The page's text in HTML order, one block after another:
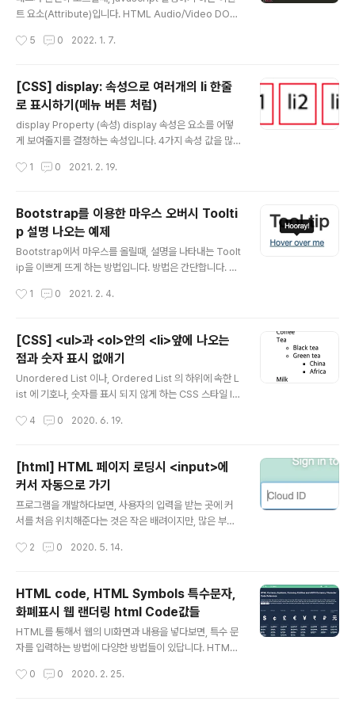
로 D2Coding ..
트 요소(Attribute)입니다. HTML Audio/Video DOM
로딩이 완료되면 실행되 었는지 확인 해주는 이벤트입니
yntax In HTML: In JavaScript: Using addEventLis
tener(): 예제 자동 플레이 예제 Your browser does n
ot support HTML5 video. 자동 플레이 경우, muted
="muted" 속성이 있어야 자동 재생이 됩니다. 음소거(m
5 0 2022. 1. 7.
[CSS] display: 속성으로 여러개의 li 한줄
로 표시하기(메뉴 버튼 처럼)
display Property (속성) display 속성은 요소를 어떻
게 보여줄지를 결정하는 속성입니다. 4가지 속성 값을 많
이 다릅니다. none : 보이지 않음 block : 블록박스 inline
태 그 외도 다양한 속성 값들이 있습니다. contents flex :
요소들을 블록 박스 단위로 쌓아서 정렬한다. (한쪽방향으
로만 정렬) grid : 요소들을 블록박스 단위로 격자 모양으
로 정렬한다. (좌우, 상하 2차원 정렬) inlin-block inline
-flex inline-grid inlin-table run-in table : 요소를 처
1 0 2021. 2. 19.
Bootstrap를 이용한 마우스 오버시 Toolti
p 설명 나오는 예제
Bootstrap에서 마우스를 올릴때, 설명을 나타내는 Toolt
ip을 이쁘게 뜨게 하는 방법입니다. 방법은 간단합니다. 툴
over over me 다음과 같이 입력하면, 마우스를 올리때,
hools.com/bootstrap/bootstrap_tooltip.asp
1 0 2021. 2. 4.
[CSS] <ul>과 <ol>안의 <li>앞에 나오는
점과 숫자 표시 없애기
Unordered List 이나, Ordered List 의 하위에 속한 L
ist 에 기호나, 숫자를 표시 되지 않게 하는 CSS 스타일 lis
면, unordered list () or ordered list ()의 bullet or
e, Tea, Milk에 표시가 제거됩니다. Coffee Tea Black
tea Green tea China Africa Milk HTML 결과물 >>
여러번 반복되면, 인라인 style코드를 CSS class로 선언
해서 사용해도 편하겠죠. ... C..
4 0 2020. 6. 19.
[html] HTML 페이지 로딩시 <input>에
커서 자동으로 가기
프로그램을 개발하다보면, 사용자의 입력을 받는 곳에 커
서를 처음 위치해준다는 것은 작은 배려이지만, 많은 부분
줄 수 있습니다. 의 autofocus 속성을 알기 전에는 javas
ipt 소스를 이용한 Input박스에 커서 이동하기 ] ... 결론적
으로 해당 방법은 믿을만 하지만, 별로 필요 없는 코딩 낭비
(?) 였습니다. 해결 방법은 autofocue 속성을 이용하는게
편리하고 유용합니다. [ 쉬운 해결법 ] 페이지가 로딩되는
순간 해당 Input 박스로 커서가 이동됩니다. Browser Su
5.0 1..
2 0 2020. 5. 14.
HTML code, HTML Symbols 특수문자,
화폐표시 웹 랜더링 html Code값들
HTML를 통해서 웹의 UI화면과 내용을 넣다보면, 특수 문
자를 입력하는 방법에 다양한 방법들이 있답니다. HTML
입력하는 방법도 있고, 개인적으로 많이 사용하는 코드는
0 0 2020. 2. 25.